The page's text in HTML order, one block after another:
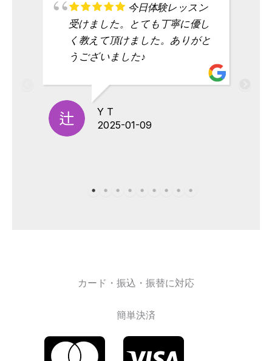
今日体験レッスン
受けました。とても丁寧に優し
く教えて頂けました。ありがと
うございました♪
Y T
2025-01-09
カード・振込・振替に対応
簡単決済